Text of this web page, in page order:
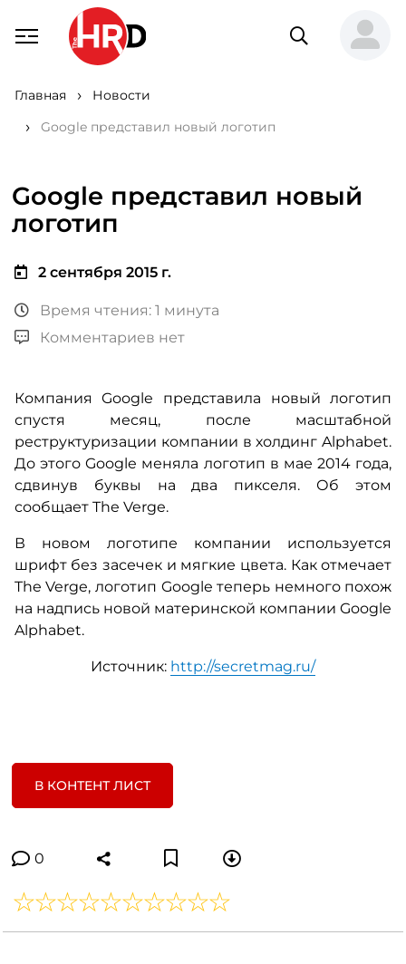
Главная
Новости
Google представил новый логотип
Google представил новый
логотип
2 сентября 2015 г.
Время чтения: 1 минута
Комментариев нет
Компания Google представила новый логотип
спустя месяц, после масштабной
реструктуризации компании в холдинг Alphabet.
До этого Google меняла логотип в мае 2014 года,
сдвинув буквы на два пикселя. Об этом
сообщает The Verge.
В новом логотипе компании используется
шрифт без засечек и мягкие цвета. Как отмечает
The Verge, логотип Google теперь немного похож
на надпись новой материнской компании Google
Alphabet.
Источник: http://secretmag.ru/
В КОНТЕНТ ЛИСТ
0